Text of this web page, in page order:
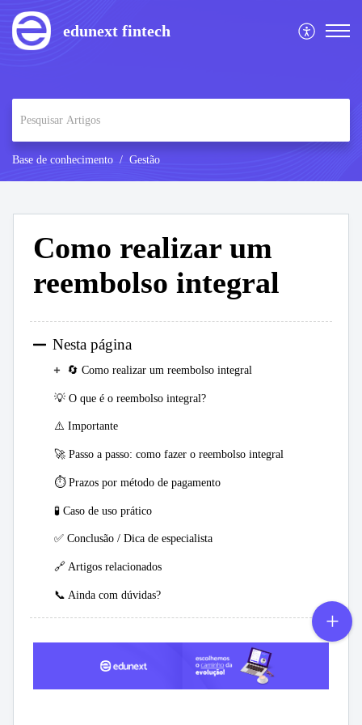
edunext fintech
Base de conhecimento Gestão
Como realizar um
reembolso integral
Nesta página
🔄 Como realizar um reembolso integral
💡 O que é o reembolso integral?
⚠️ Importante
🚀 Passo a passo: como fazer o reembolso integral
⏱️ Prazos por método de pagamento
🧪 Caso de uso prático
✅ Conclusão / Dica de especialista
🔗 Artigos relacionados
📞 Ainda com dúvidas?